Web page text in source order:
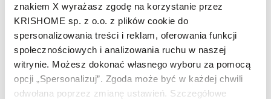
znakiem X wyrażasz zgodę na korzystanie przez
KRISHOME sp. z o.o. z plików cookie do
spersonalizowania treści i reklam, oferowania funkcji
społecznościowych i analizowania ruchu w naszej
witrynie. Możesz dokonać własnego wyboru za pomocą
opcji „Spersonalizuj”. Zgoda może być w każdej chwili
odwołana poprzez zmianę ustawień. Szczegółowe
Zobacz pozostałe